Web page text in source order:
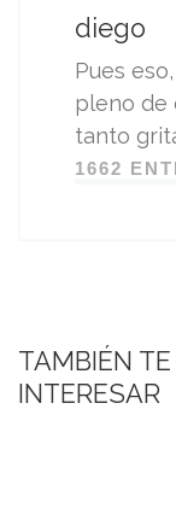
diego
Pues
pleno de
tanto
1662
TAMBIÉN TE
INTERESAR